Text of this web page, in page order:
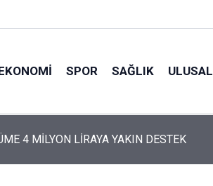
SPOR SAĞLIK ULUSAL
KURUCU KADROSU AÇIKLANDI